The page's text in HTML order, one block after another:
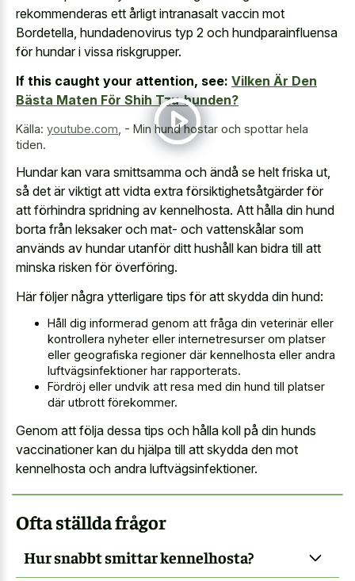
rekommenderas ett årligt intranasalt vaccin mot
Bordetella, hundadenovirus typ 2 och hundparainfluensa
för hundar i vissa riskgrupper.
If this caught your attention, see: Vilken Är Den
Bästa Maten För Shih Tzu-hunden?
Källa: youtube.com - Min hund hostar och spottar hela
tiden.
Hundar kan vara smittsamma och ändå se helt friska ut,
så det är viktigt att vidta extra försiktighetsåtgärder för
att förhindra spridning av kennelhosta. Att hålla din hund
borta från leksaker och mat- och vattenskålar som
används av hundar utanför ditt hushåll kan bidra till att
minska risken för överföring.
Här följer några ytterligare tips för att skydda din hund:
Håll dig informerad genom att fråga din veterinär eller
kontrollera nyheter eller internetresurser om platser
eller geografiska regioner där kennelhosta eller andra
luftvägsinfektioner har rapporterats.
Fördröj eller undvik att resa med din hund till platser
där utbrott förekommer.
Genom att följa dessa tips och hålla koll på din hunds
vaccinationer kan du hjälpa till att skydda den mot
kennelhosta och andra luftvägsinfektioner.
Ofta ställda frågor
Hur snabbt smittar kennelhosta?